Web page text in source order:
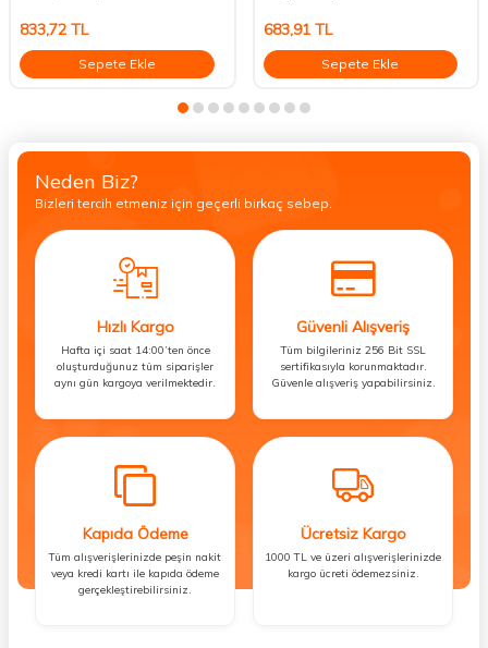
833,72 TL
Sepete Ekle
683,91TL
Sepete Ekle
Neden Biz?
Bizleri tercih etmeniz için geçerli birkaç sebep.
Hızlı Kargo
Hafta içi saat 14:00’ten önce
oluşturduğunuz tüm siparişler
aynı gün kargoya verilmektedir.
Güvenli Alışveriş
Tüm bilgileriniz 256 Bit SSL
sertifikasıyla korunmaktadır.
Güvenle alışveriş yapabilirsiniz.
Kapıda Ödeme
Tüm alışverişlerinizde peşin nakit
veya kredi kartı ile kapıda ödeme
gerçekleştirebilirsiniz.
Ücretsiz Kargo
1000 TL ve üzeri alışverişlerinizde
kargo ücreti ödemezsiniz.